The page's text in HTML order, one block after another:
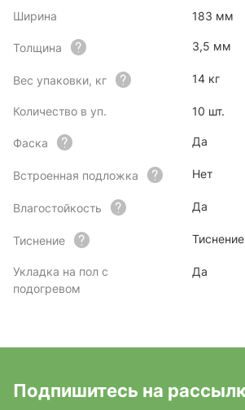
Ширина 183 мм
Толщина 3,5 мм
Вес упаковки, кг 14 кг
Количество в уп. 10 шт.
Фаска Да
Встроенная подложка Нет
Влагостойкость Да
Тиснение
Укладка на пол с
подогревом
Да
Подпишитесь на